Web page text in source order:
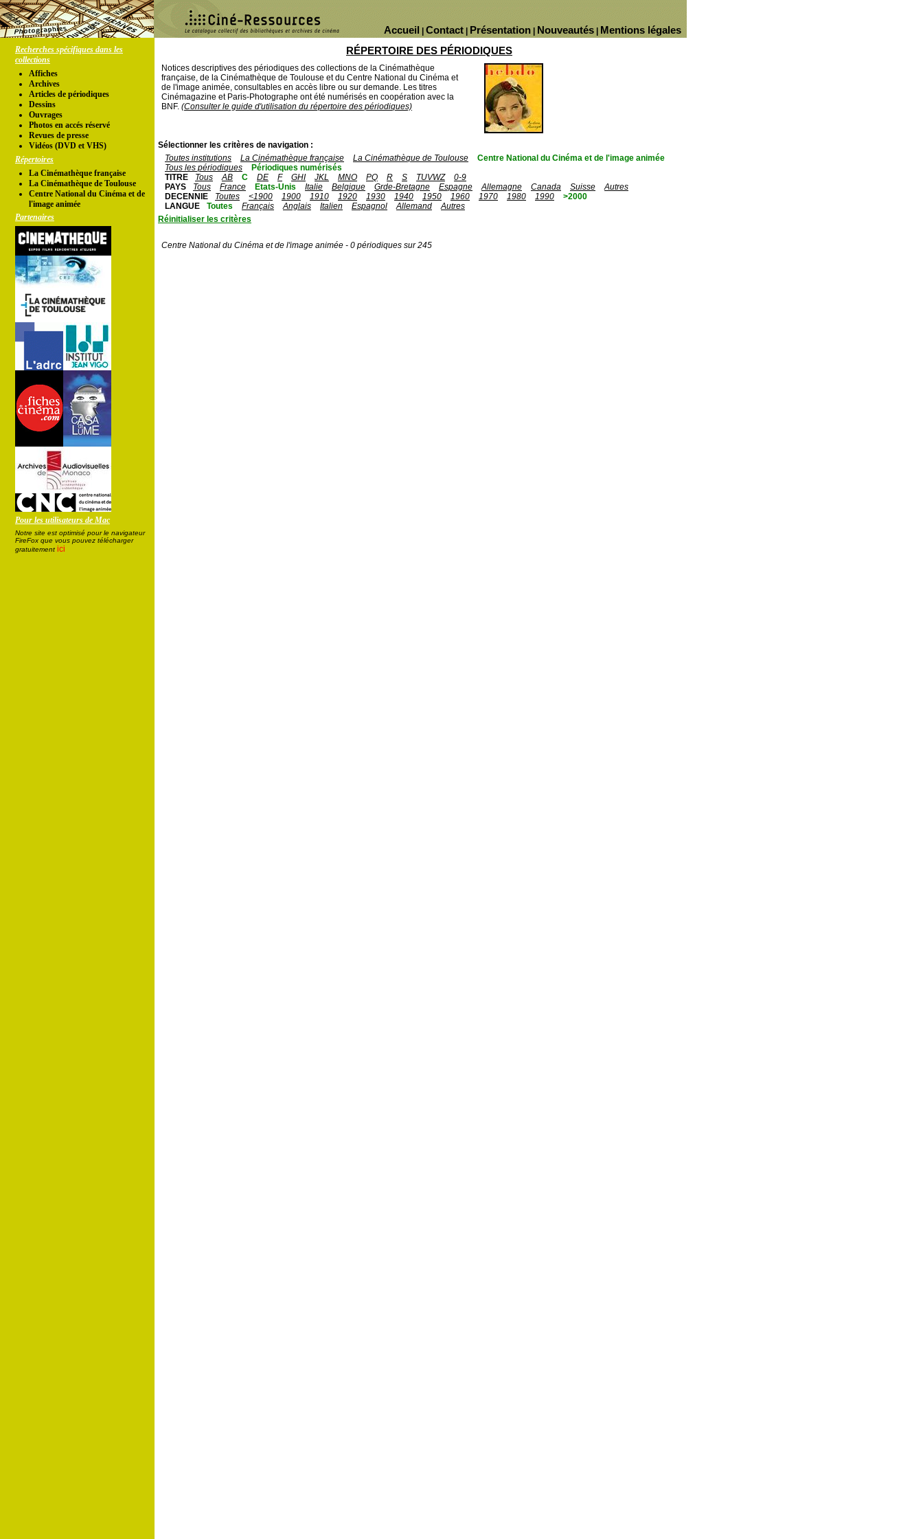
Mentions légales
Nouveautés
Présentation
Contact
Accueil
Recherches spécifiques dans les
collections
Affiches
Archives
Articles de périodiques
Dessins
Ouvrages
Photos en accés réservé
Revues de presse
Vidéos (DVD et VHS)
Répertoires
La Cinémathèque française
La Cinémathèque de Toulouse
Centre National du Cinéma et de
l'image animée
Partenaires
Pour les utilisateurs de Mac
Notre site est optimisé pour le navigateur
FireFox que vous pouvez télécharger
gratuitement ici
RÉPERTOIRE DES PÉRIODIQUES
Notices descriptives des périodiques des collections de la Cinémathèque
française, de la Cinémathèque de Toulouse et du Centre National du Cinéma et
de l'image animée, consultables en accès libre ou sur demande. Les titres
Cinémagazine et Paris-Photographe ont été numérisés en coopération avec la
BNF. (Consulter le guide d'utilisation du répertoire des périodiques)
Sélectionner les critères de navigation :
Toutes institutions
La Cinémathèque française La Cinémathèque de Toulouse
Centre National du Cinéma et de l'image animée
Tous les périodiques
Périodiques numérisés
TITRE
Tous AB C DE F GHI JKL MNO PQ R S TUVWZ
0-9
PAYS
Tous France Etats-Unis Italie Belgique Grde-Bretagne Espagne Allemagne Canada Suisse
Autres
DECENNIE
Toutes <1900 1900 1910 1920 1930 1940 1950 1960 1970 1980 1990
>2000
LANGUE
Toutes Français Anglais Italien Espagnol Allemand
Autres
Réinitialiser les critères
Centre National du Cinéma et de l'image animée - 0 périodiques sur 245